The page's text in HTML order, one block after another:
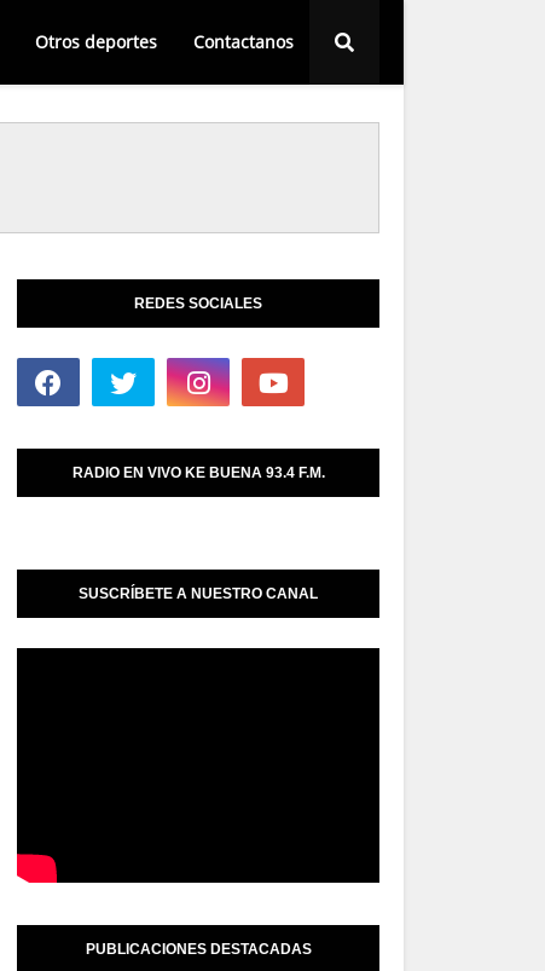
Otros deportes Contactanos
REDES SOCIALES
RADIO EN VIVO KE BUENA 93.4 F.M.
SUSCRÍBETE A NUESTRO CANAL
PUBLICACIONES DESTACADAS